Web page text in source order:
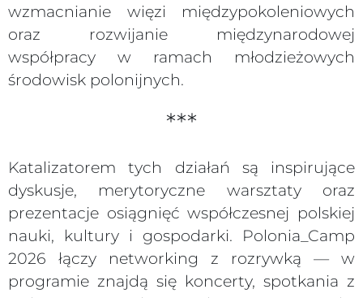
wzmacnianie więzi międzypokoleniowych
oraz rozwijanie międzynarodowej
współpracy w ramach młodzieżowych
środowisk polonijnych.
***
Katalizatorem tych działań są inspirujące
dyskusje, merytoryczne warsztaty oraz
prezentacje osiągnięć współczesnej polskiej
nauki, kultury i gospodarki. Polonia_Camp
2026 łączy networking z rozrywką — w
programie znajdą się koncerty, spotkania z